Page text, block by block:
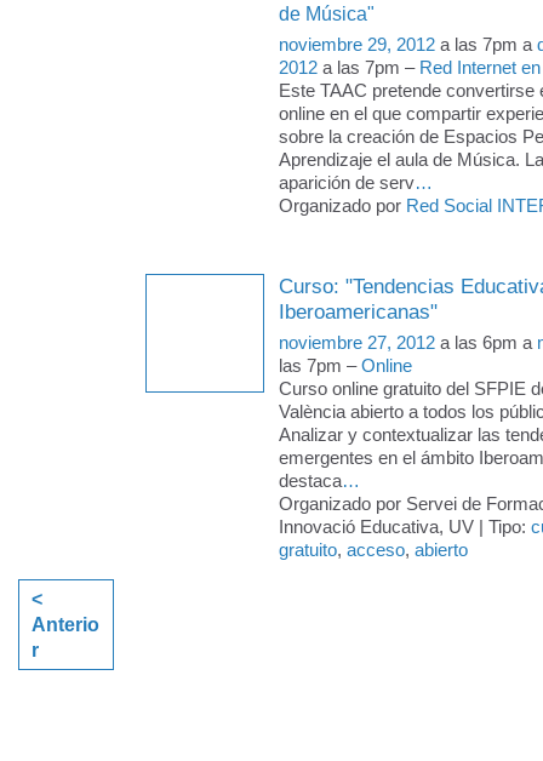
de Música"
noviembre 29, 2012 a las 7pm a
2012 a las 7pm – Red Internet
Este TAAC pretende convertirse
online en el que compartir
sobre la creación de Espacios
Aprendizaje el aula de Música.
aparición de serv…
Organizado por Red Social
Curso: "Tendencias
Iberoamericanas"
noviembre 27, 2012 a las 6pm a
las 7pm –Online
Curso online gratuito del SFPIE
València abierto a todos los
Analizar y contextualizar las
emergentes en el ámbito
destaca…
Organizado por Servei de
Innovació Educativa, UV | Tipo:
gratuito, acceso, abierto
<
Anterio
r